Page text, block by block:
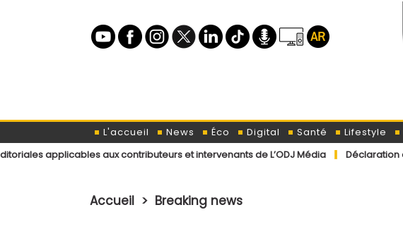
L'accueil News Éco Digital Santé Lifestyle
aux contributeurs et intervenants de L’ODJ Média
Déclaration du porte-
Accueil > Breaking news